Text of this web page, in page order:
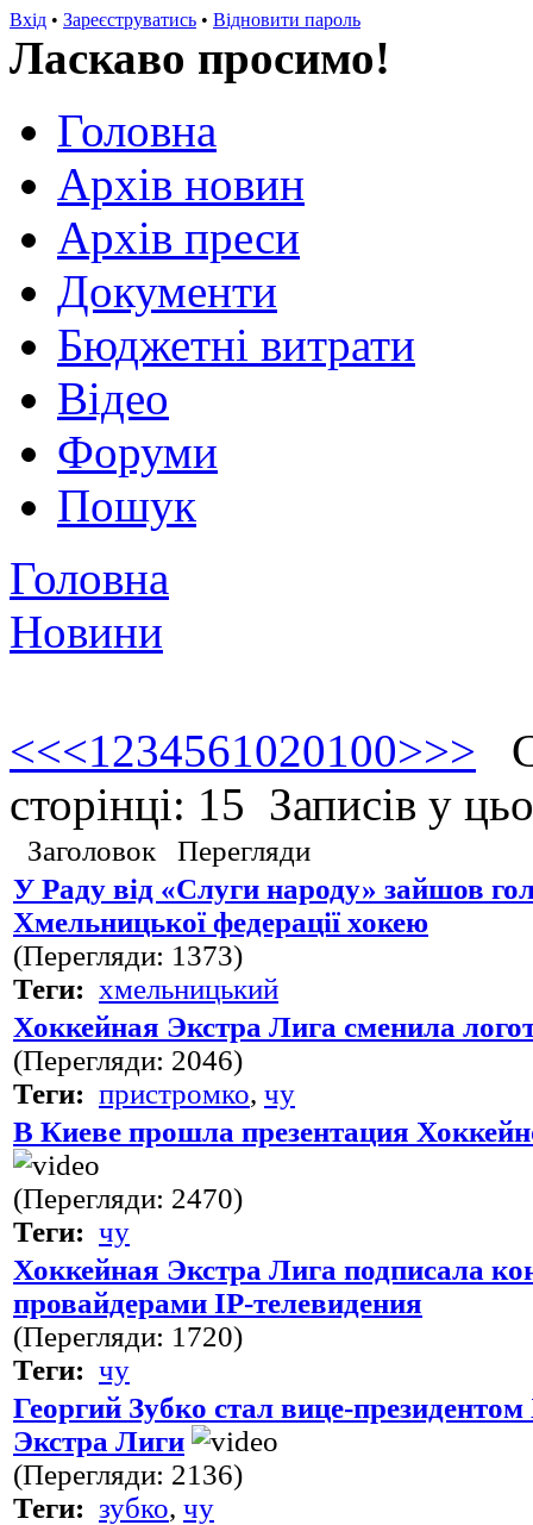
Вхід • Зареєструватись • Відновити пароль
Ласкаво просимо!
Головна
Архів новин
Архів преси
Документи
Бюджетні витрати
Відео
Форуми
Пошук
Головна
Новини
<<<1234561020100>>>
сторінці: 15 Записів у
Заголовок
Перегляди
У Раду від «Слуги народу» зайшов
Хмельницької федерації хокею
(Перегляди: 1373)
Теги: хмельницький
Хоккейная Экстра Лига сменила
(Перегляди: 2046)
Теги: пристромко, чу
В Киеве прошла презентация
(Перегляди: 2470)
Теги: чу
Хоккейная Экстра Лига подписала
провайдерами IP-телевидения
(Перегляди: 1720)
Теги: чу
Георгий Зубко стал вице-
Экстра Лиги
(Перегляди: 2136)
Теги: зубко, чу